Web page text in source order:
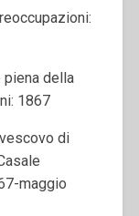
piena della
1867
di
maggio